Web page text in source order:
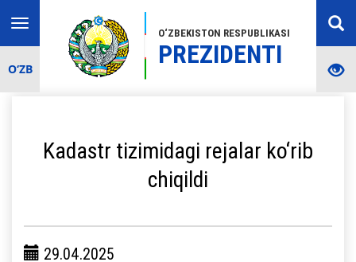
O‘ZBEKISTON RESPUBLIKASI
PREZIDENTI
Toggle
navigation
O‘ZB
Kadastr tizimidagi rejalar ko‘rib
chiqildi
29.04.2025